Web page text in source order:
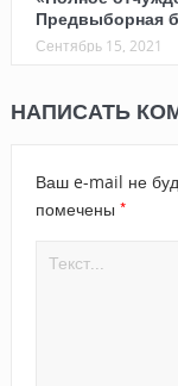
Предвыборная
Сентябрь 15, 2021
НАПИСАТЬ
Ваш e-mail не
помечены *